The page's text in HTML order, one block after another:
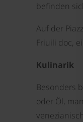
befinden
Auf der
Friuili doc,
Kulinarik
Besonders
oder Öl,